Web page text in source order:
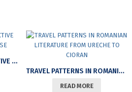
A TYPOLOGICAL PERSPECTIVE ON GRADATION IN JAPANESE
TRAVEL PATTERNS IN ROMANIAN LITERATURE FROM URECHE TO CIORAN
READ MORE